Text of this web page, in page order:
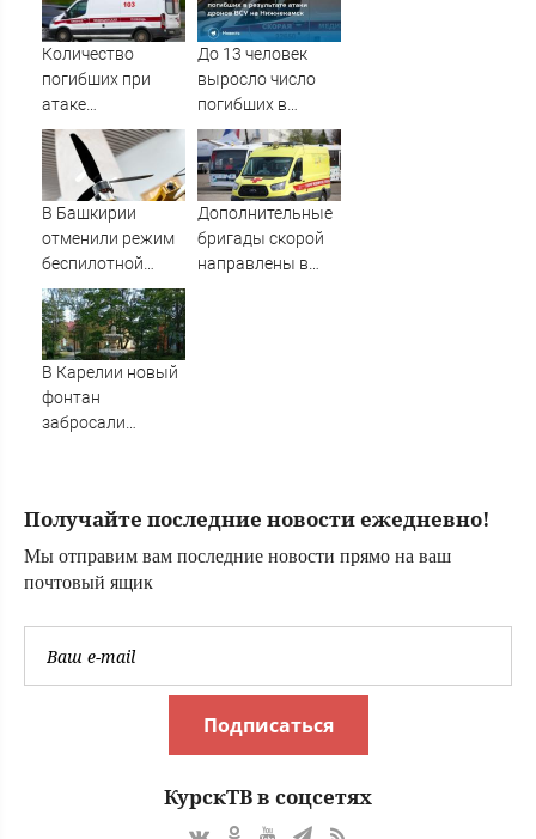
Количество
погибших при
атаке
беспилотников на
Нижнекамск
выросло до 13
До 13 человек
выросло число
погибших в
результате атаки
дронов ВСУ на
Нижнекамск
В Башкирии
отменили режим
беспилотной
опасности
Дополнительные
бригады скорой
направлены в
В Карелии новый
фонтан
забросали
Получайте последние новости ежедневно!
Мы отправим вам последние новости прямо на ваш
почтовый ящик
Подписаться
КурскТВ в соцсетях